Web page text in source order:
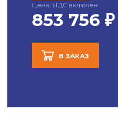
Цена, НДС включен
853 756 ₽
В ЗАКАЗ